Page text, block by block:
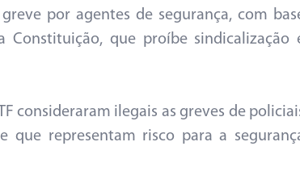
por agentes de segurança, com
Constituição, que proíbe sindicalização
consideraram ilegais as greves de
que representam risco para a